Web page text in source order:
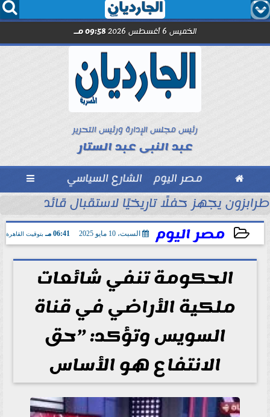
  
الخميس 6 أغسطس 2026 09:58 مـ
رئيس مجلس الإدارة ورئيس التحرير
عبد النبى عبد الستار
 مصر اليوم الشارع السياسي 
طرابزون يجهز حفلًا تاريخيًا لاستقبال قائد
مصر اليوم السبت، 10 مايو 2025 06:41 مـ بتوقيت القاهرة
2025-05-10 18:41:12
الحكومة تنفي شائعات
ملكية الأراضي في قناة
السويس وتؤكد: ”حق
الانتفاع هو الأساس